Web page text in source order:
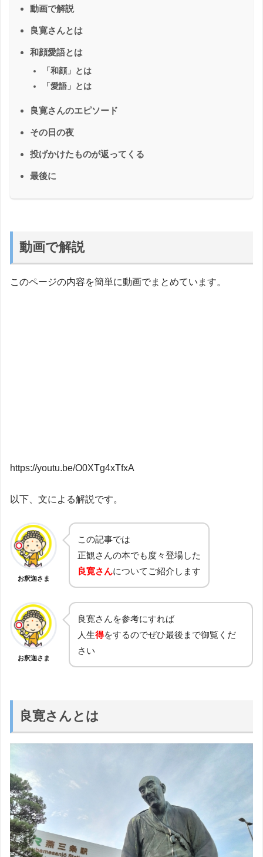
動画で解説
良寛さんとは
和顔愛語とは
「和顔」とは
「愛語」とは
良寛さんのエピソード
その日の夜
投げかけたものが返ってくる
最後に
動画で解説
このページの内容を簡単に動画でまとめています。
https://youtu.be/O0XTg4xTfxA
以下、文による解説です。
お釈迦さま
この記事では
正観さんの本でも度々登場した
良寛さんについてご紹介します
お釈迦さま
良寛さんを参考にすれば
人生得をするのでぜひ最後まで御覧くだ
さい
良寛さんとは